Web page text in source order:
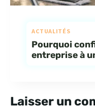
ACTUALITÉS
Pourquoi
entreprise à
Laisser un